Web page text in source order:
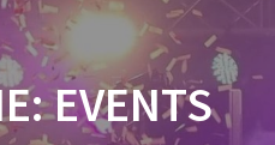
EVENTS